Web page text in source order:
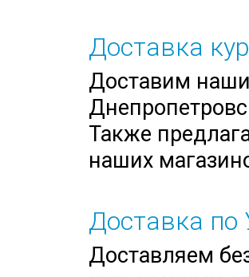
Доставка
Доставим
Также
наших
Доставка по
Доставляем